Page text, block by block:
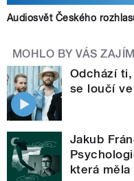
Audiosvět Českého
MOHLO BY VÁS
Odchází
se loučí
Jakub
která